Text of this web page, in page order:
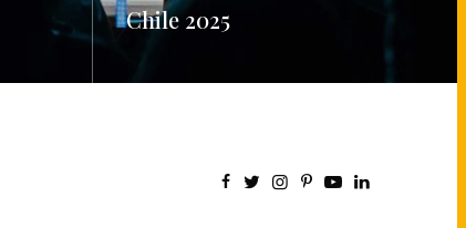
Chile 2025